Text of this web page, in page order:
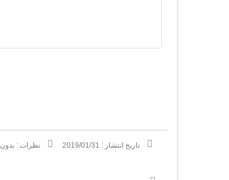
تاریخ انتشار : 2019/01/31 نظرات :